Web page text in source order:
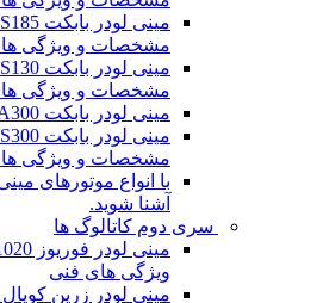
مشخصات و ویژگی
مشخصات و ویژگی
مینی لودر بابکت Bobcat A300
مشخصات و ویژگی
با انواع موتورهای
آشنا شوید.
سری دوم کاتالوگ ها
ویژگی های فنی